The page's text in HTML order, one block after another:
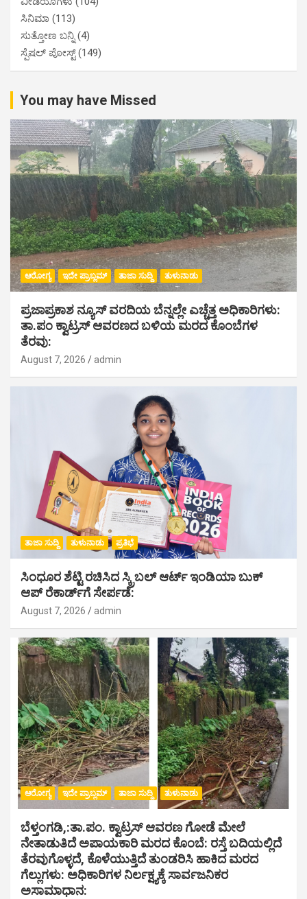
ಸಿನಿಮಾ (113)
ಸುತ್ತೋಣ ಬನ್ನಿ(4)
ಸ್ಪೆಷಲ್ ಪೋಸ್ಟ್(149)
You may have Missed
ಆರೋಗ್ಯ ಇದೇ ಪ್ರಾಬ್ಲಮ್ ತಾಜಾ ಸುದ್ದಿ ತುಳುನಾಡು
ಪ್ರಜಾಪ್ರಕಾಶ ನ್ಯೂಸ್ ವರದಿಯ ಬೆನ್ನಲ್ಲೇ ಎಚ್ಚೆತ್ತ ಅಧಿಕಾರಿಗಳು:
ತಾ.ಪಂ ಕ್ವಾಟ್ರಸ್ ಆವರಣದ ಬಳಿಯ ಮರದ ಕೊಂಬೆಗಳ
ತೆರವು:
August 7, 2026 admin
ತಾಜಾ ಸುದ್ದಿ ತುಳುನಾಡು ಪ್ರತಿಭೆ
ಸಿಂಧೂರ ಶೆಟ್ಟಿ ರಚಿಸಿದ ಸ್ಕ್ರಿಬಲ್ ಆರ್ಟ್ ಇಂಡಿಯಾ ಬುಕ್
ಆಪ್ ರೆಕಾರ್ಡ್‌ಗೆ ಸೇರ್ಪಡೆ:
August 7, 2026 admin
ಆರೋಗ್ಯ ಇದೇ ಪ್ರಾಬ್ಲಮ್ ತಾಜಾ ಸುದ್ದಿ ತುಳುನಾಡು
ಬೆಳ್ತಂಗಡಿ,:ತಾ.ಪಂ‌. ಕ್ವಾಟ್ರಸ್ ಆವರಣ ಗೋಡೆ ಮೇಲೆ
ನೇತಾಡುತಿದೆ ಅಪಾಯಕಾರಿ ಮರದ ಕೊಂಬೆ: ರಸ್ತೆ ಬದಿಯಲ್ಲಿದೆ
ತೆರವುಗೊಳ್ಳದೆ, ಕೊಳೆಯುತ್ತಿದೆ ತುಂಡರಿಸಿ ಹಾಕಿದ ಮರದ
ಗೆಲ್ಲುಗಳು: ಅಧಿಕಾರಿಗಳ ನಿರ್ಲಕ್ಷ್ಯಕ್ಕೆ ಸಾರ್ವಜನಿಕರ
ಅಸಾಮಾಧಾನ: